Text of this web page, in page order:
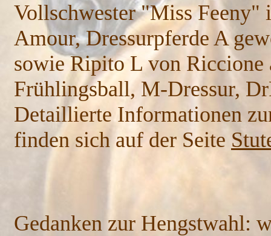
Vollschwester "Miss Feeny"
Amour, Dressurpferde A
sowie Ripito L von Riccione
Frühlingsball, M-Dressur,
Detaillierte Informationen
finden sich auf der Seite
Gedanken zur Hengstwahl: